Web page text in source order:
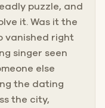
puzzle, and
it. Was it the
vanished right
singer seen
else
the dating
the city,